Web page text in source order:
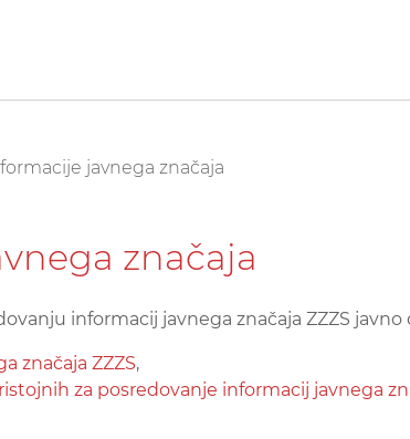
javnega značaja
značaja
informacij javnega značaja ZZZS javno
značaja ZZZS,
za posredovanje informacij javnega